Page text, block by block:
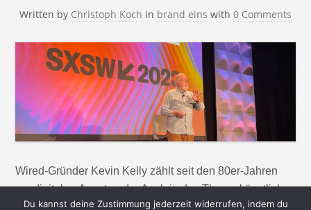
Written by Christoph Koch in brand eins with 0 Comments
Wired-Gründer Kevin Kelly zählt seit den 80er-Jahren
zur digitalen Avantgarde. Auch in das Thema künstliche
Intelligenz hat sich der 71-jährige Kalifornier begeistert
Du kannst deine Zustimmung jederzeit widerrufen, indem du